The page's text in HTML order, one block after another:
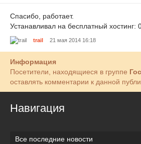
Спасибо, работает.
Устанавливал на бесплатный хостинг:
trail 21 мая 2014 16:18
Информация
Посетители, находящиеся в группе
оставлять комментарии к данной
Навигация
Все последние новости